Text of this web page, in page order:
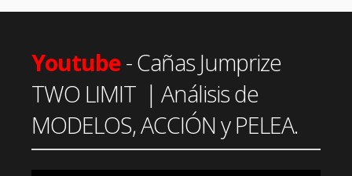
Youtube- Cañas Jumprize
TWO LIMIT | Análisis de
MODELOS, ACCIÓN y PELEA.